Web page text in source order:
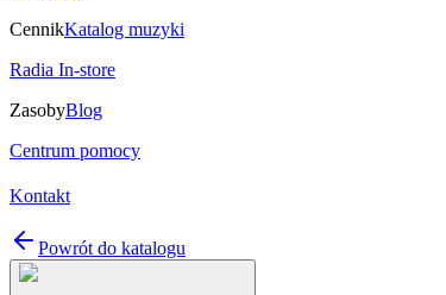
CennikKatalog muzyki
Radia In-store
ZasobyBlog
Centrum pomocy
Kontakt
Powrót do katalogu